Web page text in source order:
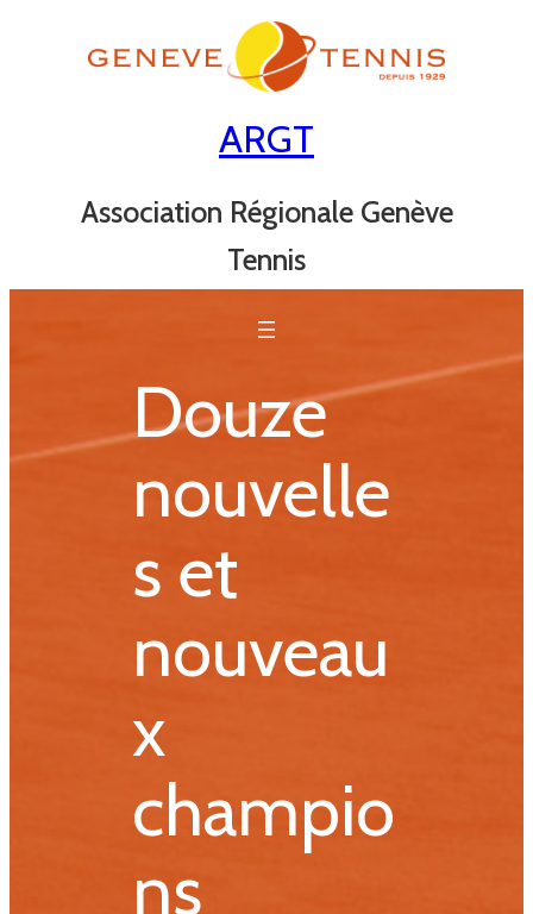
ARGT
Association Régionale Genève
Tennis
Douze
nouvelle
s et
nouveau
x
champio
ns